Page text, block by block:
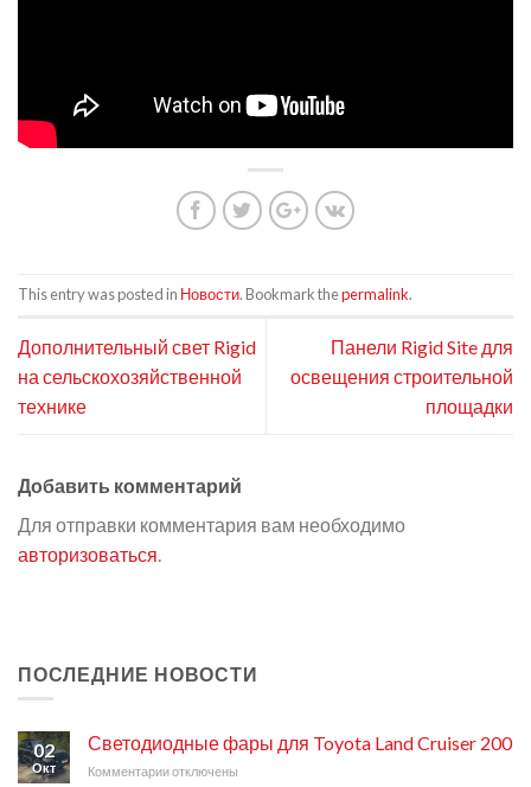
This entry was posted in Новости. Bookmark thepermalink.
Дополнительный свет Rigid
на сельскохозяйственной
технике
Панели Rigid Site для
освещения строительной
площадки
Добавить комментарий
Для отправки комментария вам необходимо
авторизоваться.
ПОСЛЕДНИЕ НОВОСТИ
02
Окт
Светодиодные фары для Toyota Land Cruiser 200
Комментариикотключены